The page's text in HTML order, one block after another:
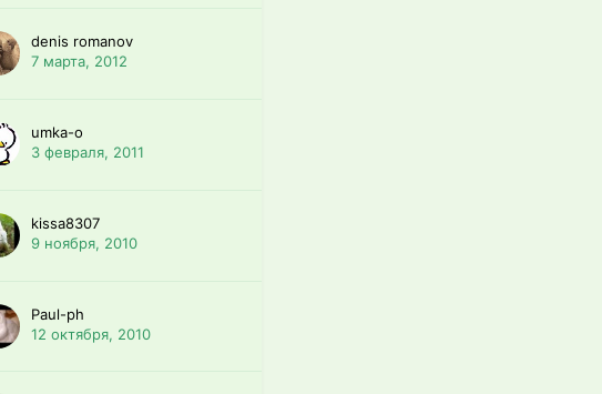
denis romanov
7 марта, 2012
umka-o
3 февраля, 2011
kissa8307
9 ноября, 2010
Paul-ph
12 октября, 2010